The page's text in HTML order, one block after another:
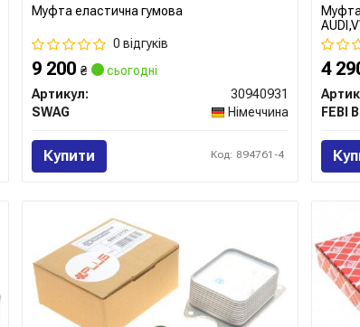
Муфта еластична гумова
0 відгуків
9 200₴
сьогодні
Артикул:
30940931
SWAG
Німеччина
Купити Код: 894761-4
4
FEBI